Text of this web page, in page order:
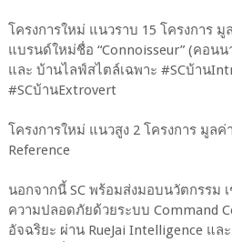
โครงการใหม่ แนวราบ 15 โครงการ
แบรนด์ใหม่ชื่อ “Connoisseur” (คอนน
และ บ้านไลฟ์สไตล์เฉพาะ #SCบ้าน
#SCบ้านExtrovert
โครงการใหม่ แนวสูง 2 โครงการ มูล
Reference
นอกจากนี้ SC พร้อมส่งมอบนวัตกรรม
ความปลอดภัยด้วยระบบ Command
อัจฉริยะ ผ่าน RueJai Intelligence แ